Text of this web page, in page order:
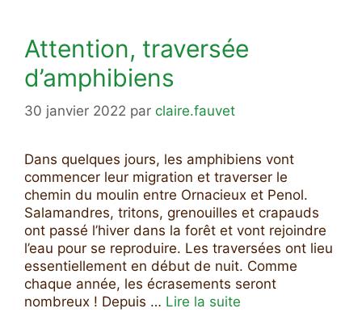
Attention, traversée
d’amphibiens
30 janvier 2022 par claire.fauvet
Dans quelques jours, les amphibiens vont
commencer leur migration et traverser le
chemin du moulin entre Ornacieux et Penol.
Salamandres, tritons, grenouilles et crapauds
ont passé l’hiver dans la forêt et vont rejoindre
l’eau pour se reproduire. Les traversées ont lieu
essentiellement en début de nuit. Comme
chaque année, les écrasements seront
nombreux ! Depuis … Lire la suite